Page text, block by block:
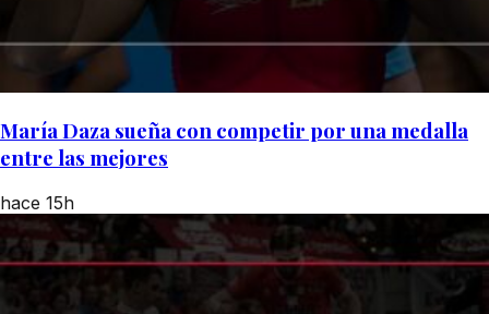
María Daza sueña con competir por una medalla
entre las mejores
hace 15h